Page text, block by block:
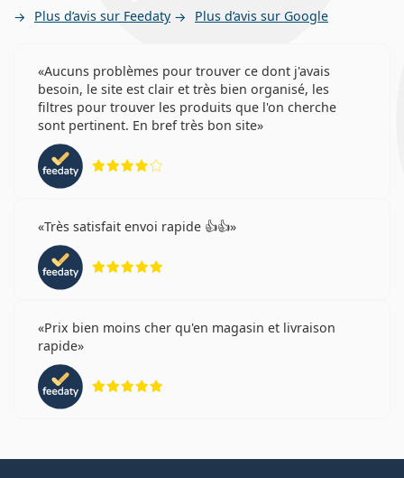
Plus d’avis sur Feedaty Plus d’avis sur Google
Aucuns problèmes pour trouver ce dont j'avais
besoin, le site est clair et très bien organisé, les
filtres pour trouver les produits que l'on cherche
sont pertinent. En bref très bon site
Très satisfait envoi rapide 👍👍
Prix bien moins cher qu'en magasin et livraison
rapide